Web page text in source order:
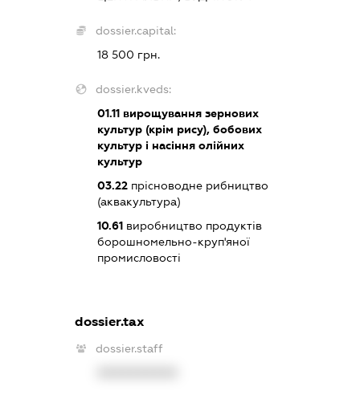
dossier.capital:
18 500 грн.
dossier.kveds:
01.11вирощування зернових
культур (крім рису), бобових
культур і насіння олійних
культур
03.22прісноводне рибництво
(аквакультура)
10.61виробництво продуктів
борошномельно-круп'яної
промисловості
dossier.tax
dossier.staff